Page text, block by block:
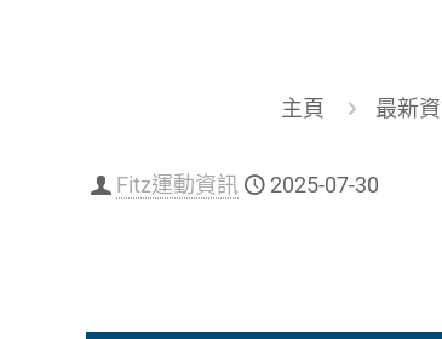
主頁 最新
Fitz運動資訊 2025-07-30